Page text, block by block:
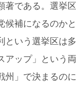
著である。選挙
候補になるのか
という選挙区は
アップ」という
州」で決まるの